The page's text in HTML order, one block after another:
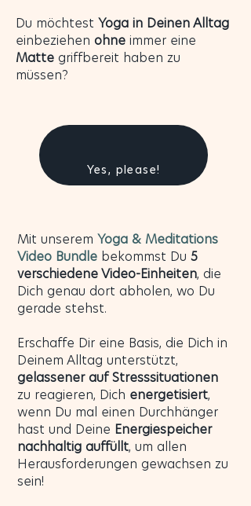
Du möchtest Yoga in Deinen Alltag
einbeziehen ohne immer eine
Matte griffbereit haben zu
müssen?
Yes, please!
Mit unserem Yoga & Meditations
Video Bundle bekommst Du 5
verschiedene Video-Einheiten, die
Dich genau dort abholen, wo Du
gerade stehst.
Erschaffe Dir eine Basis, die Dich in
Deinem Alltag unterstützt,
gelassener auf Stresssituationen
zu reagieren, Dich energetisiert,
wenn Du mal einen Durchhänger
hast und Deine Energiespeicher
nachhaltig auffüllt, um allen
Herausforderungen gewachsen zu
sein!